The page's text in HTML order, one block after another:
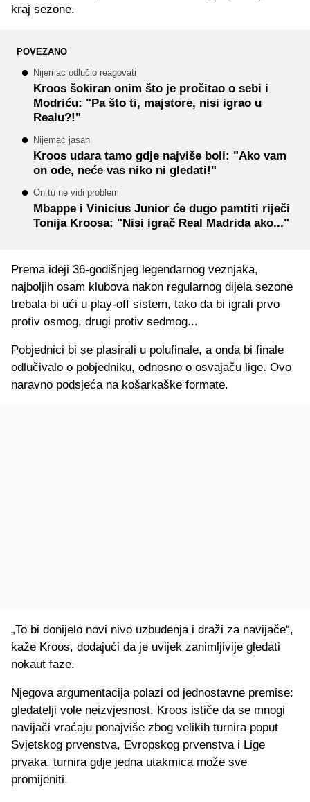
kraj sezone.
POVEZANO
Nijemac odlučio reagovati
Kroos šokiran onim što je pročitao o sebi i
Modriću: "Pa što ti, majstore, nisi igrao u
Realu?!"
Nijemac jasan
Kroos udara tamo gdje najviše boli: "Ako vam
on ode, neće vas niko ni gledati!"
On tu ne vidi problem
Mbappe i Vinicius Junior će dugo pamtiti riječi
Tonija Kroosa: "Nisi igrač Real Madrida ako..."
Prema ideji 36‑godišnjeg legendarnog veznjaka,
najboljih osam klubova nakon regularnog dijela sezone
trebala bi ući u play-off sistem, tako da bi igrali prvo
protiv osmog, drugi protiv sedmog...
Pobjednici bi se plasirali u polufinale, a onda bi finale
odlučivalo o pobjedniku, odnosno o osvajaču lige. Ovo
naravno podsjeća na košarkaške formate.
„To bi donijelo novi nivo uzbuđenja i draži za navijače“,
kaže Kroos, dodajući da je uvijek zanimljivije gledati
nokaut faze.
Njegova argumentacija polazi od jednostavne premise:
gledatelji vole neizvjesnost. Kroos ističe da se mnogi
navijači vraćaju ponajviše zbog velikih turnira poput
Svjetskog prvenstva, Evropskog prvenstva i Lige
prvaka, turnira gdje jedna utakmica može sve
promijeniti.